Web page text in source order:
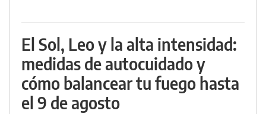
El Sol, Leo y la alta intensidad:
medidas de autocuidado y
cómo balancear tu fuego hasta
el 9 de agosto